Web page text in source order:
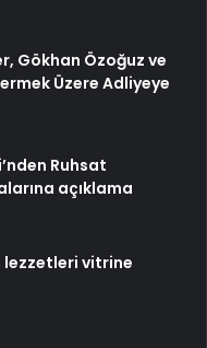
Gökhan Özoğuz ve
Üzere Adliyeye
Ruhsat
açıklama
lezzetleri vitrine